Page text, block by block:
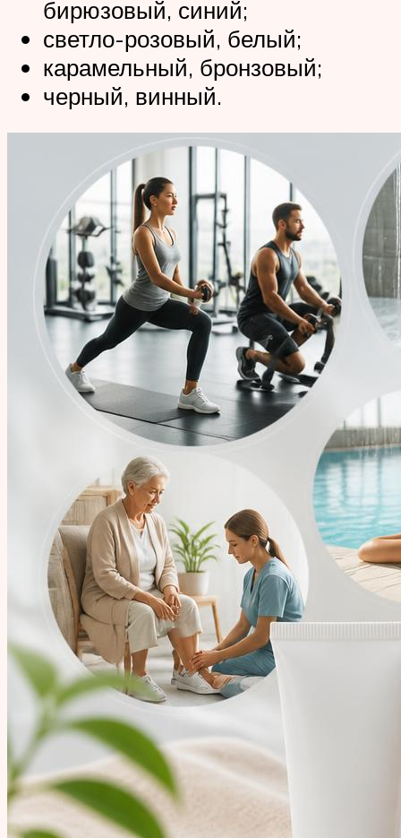
бирюзовый, синий;
светло-розовый, белый;
карамельный, бронзовый;
черный, винный.